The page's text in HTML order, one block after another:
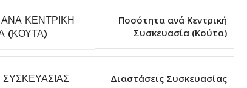
ΚΕΝΤΡΙΚΉ
(ΚΟΎΤΑ)
Ποσότητα ανά Κεντρική
Συσκευασία (Κούτα)
ΣΥΣΚΕΥΑΣΊΑΣ Διαστάσεις Συσκευασίας